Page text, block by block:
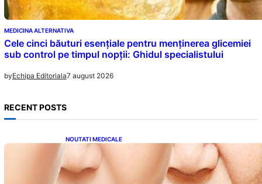
MEDICINA ALTERNATIVA
Cele cinci băuturi esențiale pentru menținerea glicemiei
sub control pe timpul nopții: Ghidul specialistului
byEchipa Editoriala7 august 2026
RECENT POSTS
NOUTATI MEDICALE
Evoluția Personalității după 70 de Ani: Ce
Revelații Ne Oferă Studiile Psihologice